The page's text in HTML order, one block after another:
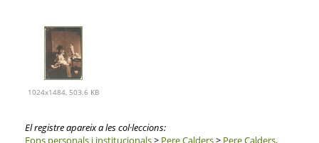
1024x1484, 503.6 KB
El registre apareix a les col·leccions:
Fons personals i institucionals> Pere Calders> Pere Calders,